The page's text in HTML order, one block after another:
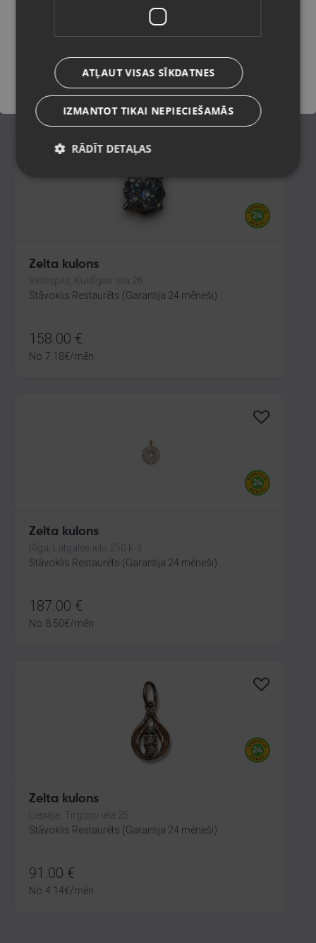
Stāvoklis Restaurēts (Garantija 24 mēneši)
92.00
4.18€/mēn.
Zelta kulons
Ventspils, Kuldīgas iela 26
Stāvoklis Restaurēts (Garantija 24 mēneši)
158.00 €
No 7.18€/mēn.
Zelta kulons
Rīga, Latgales iela 250 k-3
Stāvoklis Restaurēts (Garantija 24 mēneši)
187.00 €
No 8.50€/mēn.
Zelta kulons
Liepāja, Tirgoņu iela 25
Stāvoklis Restaurēts (Garantija 24 mēneši)
91.00 €
No 4.14€/mēn.
Saglabāt
ATĻAUT VISAS SĪKDATNES
IZMANTOT TIKAI NEPIECIEŠAMĀS
RĀDĪT DETAĻAS